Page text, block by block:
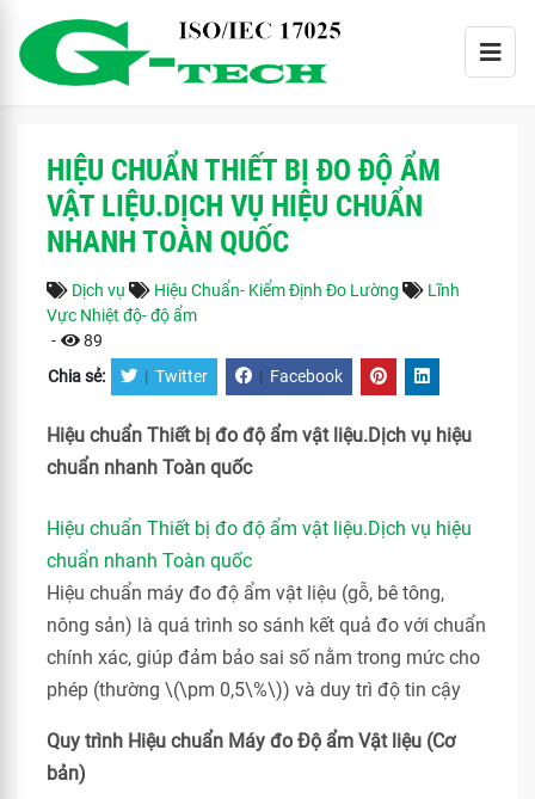
HIỆU CHUẨN THIẾT BỊ ĐO ĐỘ ẨM
VẬT LIỆU.DỊCH VỤ HIỆU CHUẨN
NHANH TOÀN QUỐC
Dịch vụ Hiệu Chuẩn- Kiểm Định Đo Lường
Lĩnh
Vực Nhiệt độ- độ ẩm
-
89
Chia sẻ: | Twitter | Facebook
Hiệu chuẩn Thiết bị đo độ ẩm vật liệu.Dịch vụ hiệu
chuẩn nhanh Toàn quốc
Hiệu chuẩn Thiết bị đo độ ẩm vật liệu.Dịch vụ hiệu
chuẩn nhanh Toàn quốc
Hiệu chuẩn máy đo độ ẩm vật liệu (gỗ, bê tông,
nông sản) là quá trình so sánh kết quả đo với chuẩn
chính xác, giúp đảm bảo sai số nằm trong mức cho
phép (thường \(\pm 0,5\%\)) và duy trì độ tin cậy
Quy trình Hiệu chuẩn Máy đo Độ ẩm Vật liệu (Cơ
bản)